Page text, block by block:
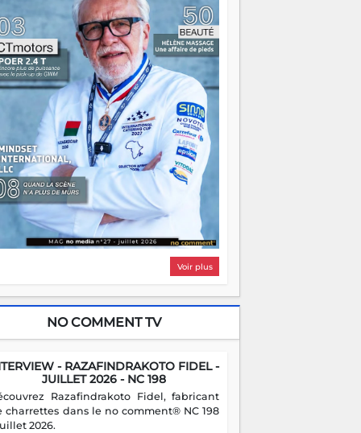
on pourrait s'arrêter là, applaudir et
chez soi satisfait. Mais ce serait
à côté d'une chose essentielle. La
ça brûle fort — et parfois, ça brûle
Une flamme sans direction peut
autant qu'elle peut consumer. C'est
que les aînés entrent en scène — pas
reprendre le gouvernail, mais pour
où sont les récifs. Les jeunes ont la
les vieux ont l'expérience, comme on
Ce n'est pas un combat de générations
c'est une question d'équipage. Partagez
réussites, mais aussi vos échecs. Surtout
échecs, d'ailleurs — ils enseignent
que n'importe quel manuel. À
la barque avance. Il faut juste
que tout le monde rame dans le
Voir plus
NO COMMENT TV
- RAZAFINDRAKOTO FIDEL -
JUILLET 2026 - NC 198
Razafindrakoto Fidel, fabricant
charrettes dans le no comment® NC 198
2026.